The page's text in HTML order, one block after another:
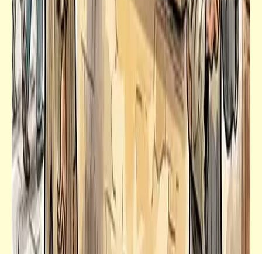
فيدراديو
آلات مذهلة وعمال مهرة